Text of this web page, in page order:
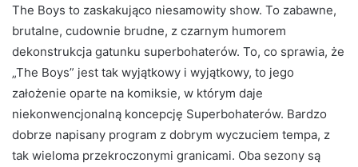
The Boys to zaskakująco niesamowity show. To zabawne,
brutalne, cudownie brudne, z czarnym humorem
dekonstrukcja gatunku superbohaterów. To, co sprawia, że
​​„The Boys” jest tak wyjątkowy i wyjątkowy, to jego
założenie oparte na komiksie, w którym daje
niekonwencjonalną koncepcję Superbohaterów. Bardzo
dobrze napisany program z dobrym wyczuciem tempa, z
tak wieloma przekroczonymi granicami. Oba sezony są